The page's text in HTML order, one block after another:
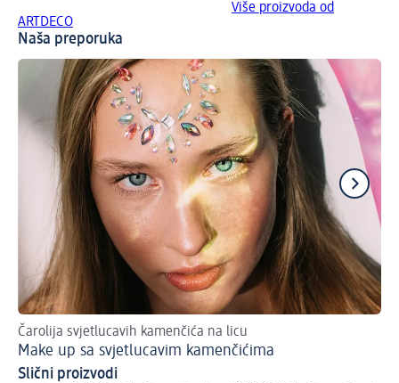
Više proizvoda od
ARTDECO
Naša preporuka
Čarolija svjetlucavih kamenčića na licu
Make up sa svjetlucavim kamenčićima
Slični proizvodi